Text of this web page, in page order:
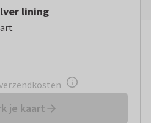
lining
je kaart